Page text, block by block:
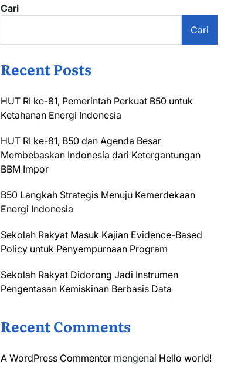
Cari
Cari
Recent Posts
HUT RI ke-81, Pemerintah Perkuat B50 untuk
Ketahanan Energi Indonesia
HUT RI ke-81, B50 dan Agenda Besar
Membebaskan Indonesia dari Ketergantungan
BBM Impor
B50 Langkah Strategis Menuju Kemerdekaan
Energi Indonesia
Sekolah Rakyat Masuk Kajian Evidence-Based
Policy untuk Penyempurnaan Program
Sekolah Rakyat Didorong Jadi Instrumen
Pengentasan Kemiskinan Berbasis Data
Recent Comments
A WordPress Commenter mengenai Hello world!